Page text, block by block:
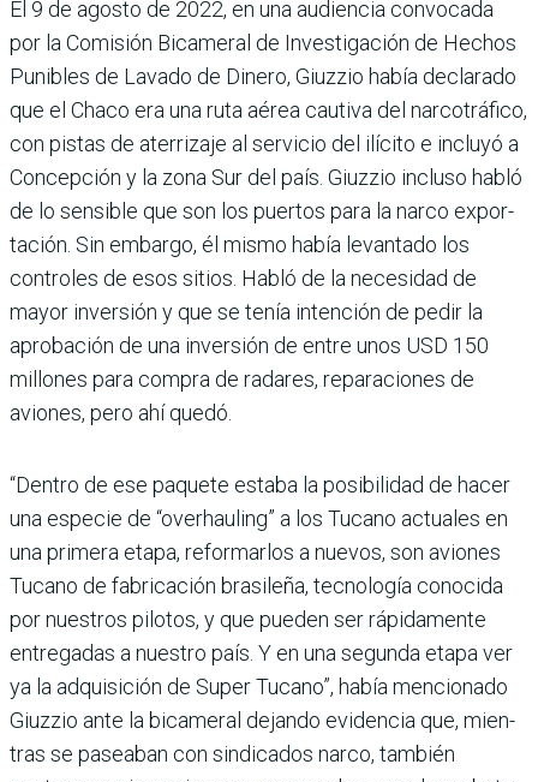
El 9 de agosto de 2022, en una audiencia convocada
por la Comisión Bicameral de Inves­tigación de Hechos
Punibles de Lavado de Dinero, Giuzzio había declarado
que el Chaco era una ruta aérea cautiva del narcotráfico,
con pistas de ate­rrizaje al servicio del ilícito e incluyó a
Concepción y la zona Sur del país. Giuzzio incluso habló
de lo sensible que son los puertos para la narco expor­
tación. Sin embargo, él mismo había levantado los
controles de esos sitios. Habló de la nece­sidad de
mayor inversión y que se tenía intención de pedir la
aprobación de una inversión de entre unos USD 150
millo­nes para compra de radares, reparaciones de
aviones, pero ahí quedó.
“Dentro de ese paquete estaba la posibilidad de hacer
una especie de “overhauling” a los Tucano actuales en
una primera etapa, reformarlos a nuevos, son avio­nes
Tucano de fabricación bra­sileña, tecnología conocida
por nuestros pilotos, y que pueden ser rápidamente
entregadas a nuestro país. Y en una segunda etapa ver
ya la adquisición de Super Tucano”, había mencio­nado
Giuzzio ante la bicameral dejando evidencia que, mien­
tras se paseaban con sindica­dos narco, también